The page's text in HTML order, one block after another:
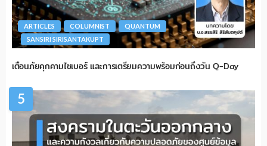
ARTICLES COLUMNIST
QUANTUM
SANSIRI SIRISANTAKUPT
เตือนภัยคุกคามไซเบอร์ และการเตรียมความพร้อมก่อนถึงวัน Q-Day
5